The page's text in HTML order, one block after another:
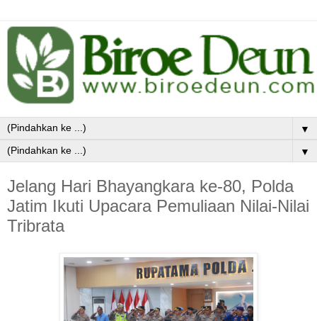
▼
▼
Jelang Hari Bhayangkara ke-80, Polda
Jatim Ikuti Upacara Pemuliaan Nilai-Nilai
Tribrata